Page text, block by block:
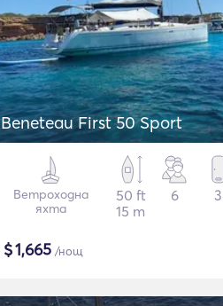
Beneteau First 50 Sport
Ветроходна
яхта
50 ft
15 m
6 3
$1,665 /нощ